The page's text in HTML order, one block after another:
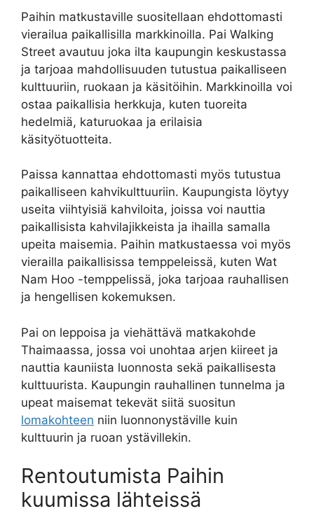
Paihin matkustaville suositellaan ehdottomasti
vierailua paikallisilla markkinoilla. Pai Walking
Street avautuu joka ilta kaupungin keskustassa
ja tarjoaa mahdollisuuden tutustua paikalliseen
kulttuuriin, ruokaan ja käsitöihin. Markkinoilla voi
ostaa paikallisia herkkuja, kuten tuoreita
hedelmiä, katuruokaa ja erilaisia
käsityötuotteita.
Paissa kannattaa ehdottomasti myös tutustua
paikalliseen kahvikulttuuriin. Kaupungista löytyy
useita viihtyisiä kahviloita, joissa voi nauttia
paikallisista kahvilajikkeista ja ihailla samalla
upeita maisemia. Paihin matkustaessa voi myös
vierailla paikallisissa temppeleissä, kuten Wat
Nam Hoo -temppelissä, joka tarjoaa rauhallisen
ja hengellisen kokemuksen.
Pai on leppoisa ja viehättävä matkakohde
Thaimaassa, jossa voi unohtaa arjen kiireet ja
nauttia kauniista luonnosta sekä paikallisesta
kulttuurista. Kaupungin rauhallinen tunnelma ja
upeat maisemat tekevät siitä suositun
lomakohteen niin luonnonystäville kuin
kulttuurin ja ruoan ystävillekin.
Rentoutumista Paihin
kuumissa lähteissä